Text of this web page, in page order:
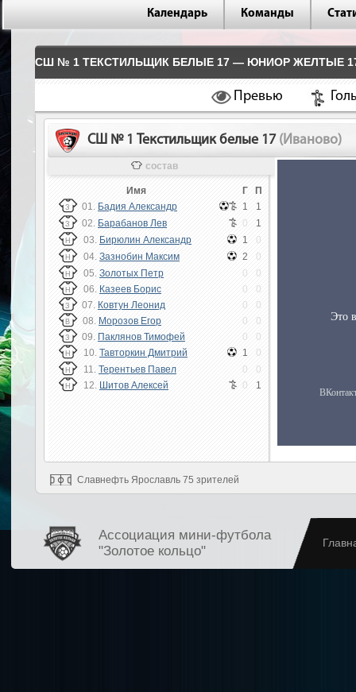
Календарь Команды
СШ № 1 ТЕКСТИЛЬЩИК БЕЛЫЕ 17 — ЮНИОР ЖЕЛТЫЕ
Превью
СШ № 1 Текстильщик белые 17 (Иваново)
состав
Имя Г П
З 01. Бадия Александр 1 1
З 02. Барабанов Лев 0 1
Н 03. Бирюлин Александр 1 0
Н 04. Зазнобин Максим 2 0
Н 05. Золотых Петр 0 0
Н 06. Казеев Борис 0 0
З 07. Ковтун Леонид 0 0
В 08. Морозов Егор 0 0
З 09. Паклянов Тимофей 0 0
Н 10. Тавторкин Дмитрий 1 0
Н 11. Терентьев Павел 0 0
Н 12. Шитов Алексей 0 1
Славнефть Ярославль 75 зрителей
Ассоциация мини-футбола
"Золотое кольцо"